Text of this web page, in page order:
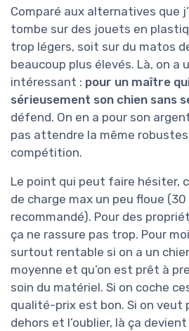
Comparé aux alternatives que
tombe sur des jouets en
trop légers, soit sur du matos
beaucoup plus élevés. Là, on a
intéressant : pour un maître
sérieusement son chien sans
défend. On en a pour son
pas attendre la même
compétition.
Le point qui peut faire hésiter,
de charge max un peu floue (30
recommandé). Pour des
ça ne rassure pas trop. Pour
surtout rentable si on a un
moyenne et qu’on est prêt à
soin du matériel. Si on coche
qualité-prix est bon. Si on veut
dehors et l’oublier, là ça